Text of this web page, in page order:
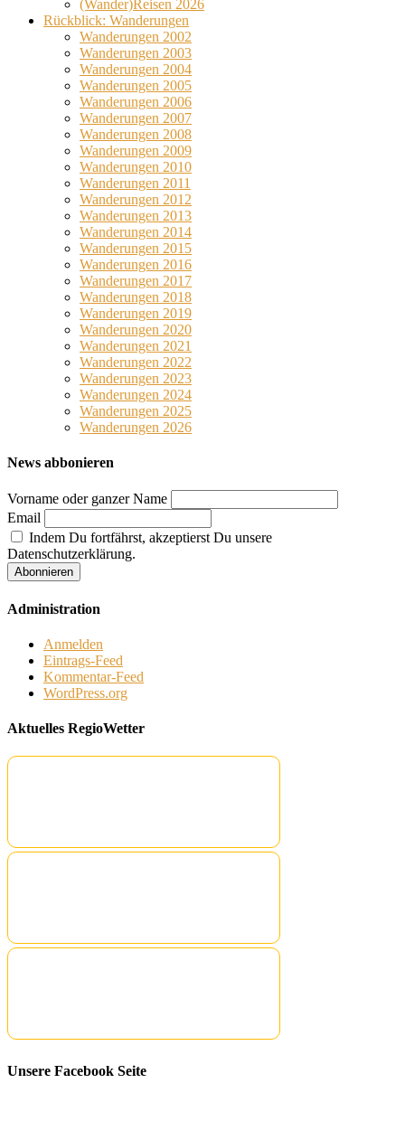
(Wander)Reisen 2026
Rückblick: Wanderungen
Wanderungen 2002
Wanderungen 2003
Wanderungen 2004
Wanderungen 2005
Wanderungen 2006
Wanderungen 2007
Wanderungen 2008
Wanderungen 2009
Wanderungen 2010
Wanderungen 2011
Wanderungen 2012
Wanderungen 2013
Wanderungen 2014
Wanderungen 2015
Wanderungen 2016
Wanderungen 2017
Wanderungen 2018
Wanderungen 2019
Wanderungen 2020
Wanderungen 2021
Wanderungen 2022
Wanderungen 2023
Wanderungen 2024
Wanderungen 2025
Wanderungen 2026
News abbonieren
Vorname oder ganzer Name
Email
Indem Du fortfährst, akzeptierst Du unsere
Datenschutzerklärung.
Administration
Anmelden
Eintrags-Feed
Kommentar-Feed
WordPress.org
Aktuelles RegioWetter
Unsere Facebook Seite